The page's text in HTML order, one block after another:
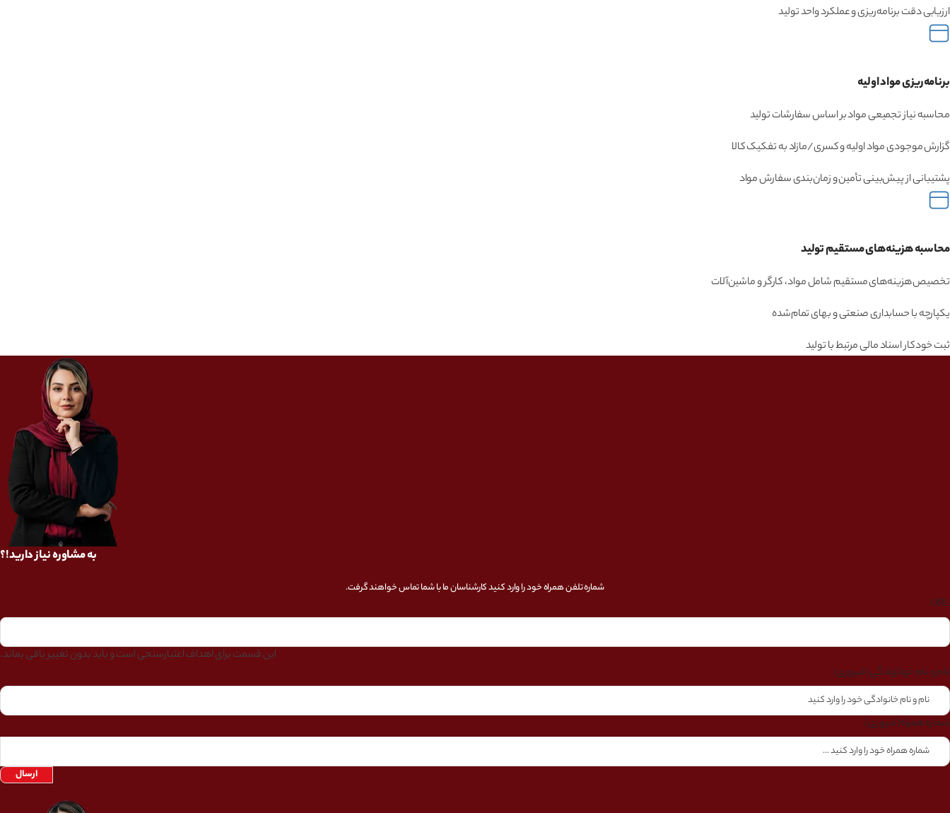
ارزیابی دقت برنامه‌ریزی و عملکرد واحد تولید
برنامه‌ریزی مواد اولیه
محاسبه نیاز تجمیعی مواد بر اساس سفارشات تولید
گزارش موجودی مواد اولیه و کسری/مازاد به تفکیک کالا
پشتیبانی از پیش‌بینی تأمین و زمان‌بندی سفارش مواد
محاسبه هزینه‌های مستقیم تولید
تخصیص هزینه‌های مستقیم شامل مواد، کارگر و ماشین‌آلات
یکپارچه با حسابداری صنعتی و بهای تمام‌شده
ثبت خودکار اسناد مالی مرتبط با تولید
به مشاوره نیاز دارید!؟
شماره تلفن همراه خود را وارد کنید کارشناسان ما با شما تماس خواهند گرفت.
URL
این قسمت برای اهداف اعتبارسنجی است و باید بدون تغییر باقی بماند.
نام و نام خوانوادگی(ضروری)
شماره همراه(ضروری)